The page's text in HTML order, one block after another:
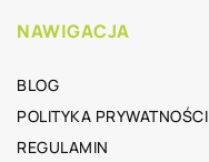
NAWIGACJA
BLOG
POLITYKA PRYWATNOŚCI
REGULAMIN